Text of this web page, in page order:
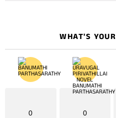
WHAT'S
0 0